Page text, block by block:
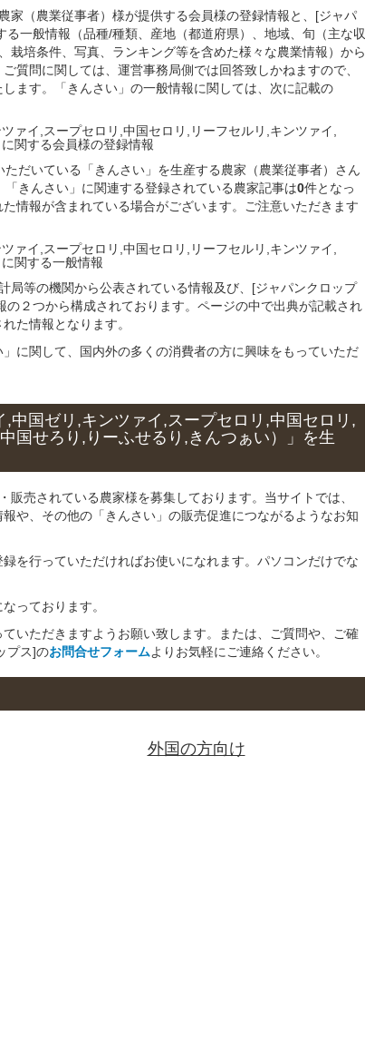
家（農業従事者）様が提供する会員様の登録情報と、[ジャパ
一般情報（品種/種類、産地（都道府県）、地域、旬（主な収
培条件、写真、ランキング等を含めた様々な農業情報）から
質問に関しては、運営事務局側では回答致しかねますので、
ます。「きんさい」の一般情報に関しては、次に記載の
ァイ,スープセロリ,中国セロリ,リーフセルリ,キンツァイ,
に関する会員様の登録情報
だいている「きんさい」を生産する農家（農業従事者）さん
「きんさい」に関連する登録されている農家記事は0件となっ
情報が含まれている場合がございます。ご注意いただきます
ァイ,スープセロリ,中国セロリ,リーフセルリ,キンツァイ,
に関する一般情報
局等の機関から公表されている情報及び、[ジャパンクロップ
２つから構成されております。ページの中で出典が記載され
た情報となります。
に関して、国内外の多くの消費者の方に興味をもっていただ
,中国ゼリ,キンツァイ,スープセロリ,中国セロリ,
国せろり,りーふせるり,きんつぁい）」 を生
売されている農家様を募集しております。当サイトでは、
や、その他の「きんさい」の販売促進につながるようなお知
を行っていただければお使いになれます。パソコンだけでな
っております。
いただきますようお願い致します。または、ご質問や、ご確
プス]のお問合せフォームよりお気軽にご連絡ください。
外国の方向け